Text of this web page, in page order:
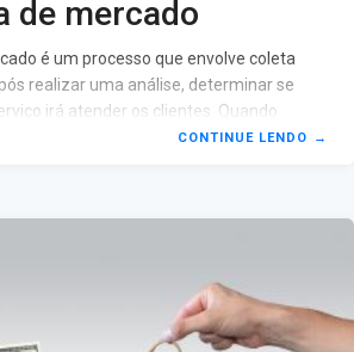
de mercado
é um processo que envolve coleta
realizar uma análise, determinar se
irá atender os clientes. Quando
feita corretamente, podemos ter
as empresas segue forte no país,
para encontrar as informações que
no plano de negócio. Conhecendo
CONTINUE LENDO →